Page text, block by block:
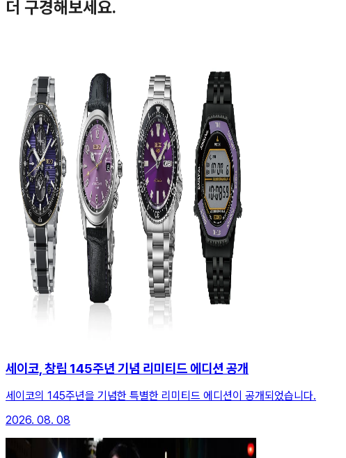
더 구경해보세요.
세이코, 창립 145주년 기념 리미티드 에디션 공개
세이코의 145주년을 기념한 특별한 리미티드 에디션이 공개되었습니다.
2026. 08. 08